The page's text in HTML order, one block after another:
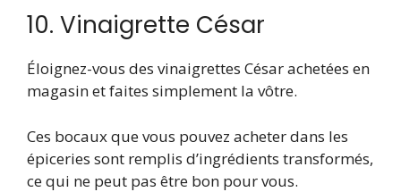
10. Vinaigrette César
Éloignez-vous des vinaigrettes César achetées en
magasin et faites simplement la vôtre.
Ces bocaux que vous pouvez acheter dans les
épiceries sont remplis d’ingrédients transformés,
ce qui ne peut pas être bon pour vous.